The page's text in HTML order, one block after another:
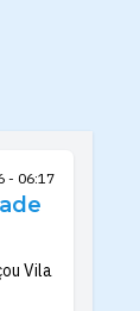
- 06:17
Vila